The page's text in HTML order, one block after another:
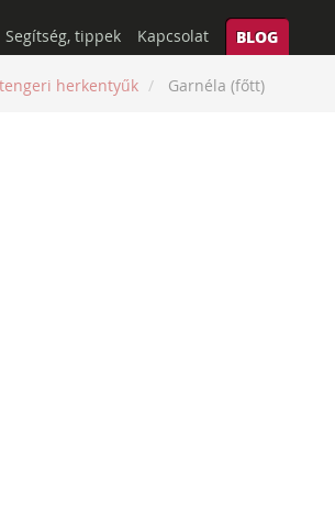
Segítség, tippek Kapcsolat BLOG
herkentyűk Garnéla (főtt)